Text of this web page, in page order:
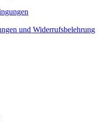
und Widerrufsbelehrung